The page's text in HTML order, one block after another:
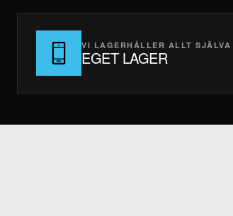
VI LAGERHÅLLER ALLT SJÄLVA
EGET LAGER